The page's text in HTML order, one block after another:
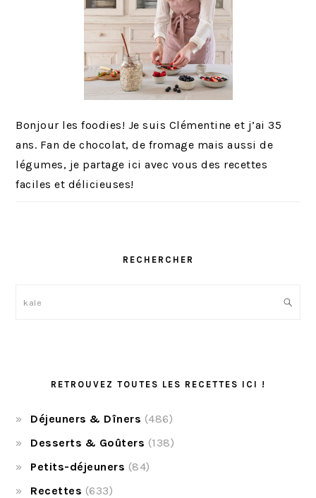
Bonjour les foodies! Je suis Clémentine et j’ai 35
ans. Fan de chocolat, de fromage mais aussi de
légumes, je partage ici avec vous des recettes
faciles et délicieuses!
RECHERCHER
Rechercher
RETROUVEZ TOUTES LES RECETTES ICI !
Déjeuners & Dîners (486)
Desserts & Goûters (138)
Petits-déjeuners (84)
Recettes (633)